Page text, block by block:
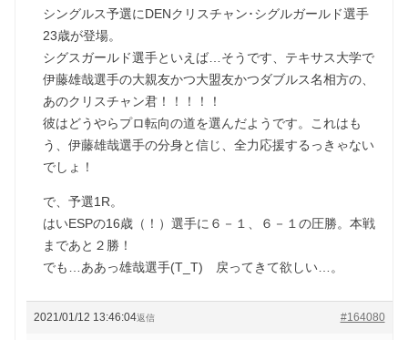
シングルス予選にDENクリスチャン･シグルガールド選手
23歳が登場。
シグスガールド選手といえば…そうです、テキサス大学で
伊藤雄哉選手の大親友かつ大盟友かつダブルス名相方の、
あのクリスチャン君！！！！！
彼はどうやらプロ転向の道を選んだようです。これはも
う、伊藤雄哉選手の分身と信じ、全力応援するっきゃない
でしょ！
で、予選1R。
はいESPの16歳（！）選手に６－１、６－１の圧勝。本戦
まであと２勝！
でも…ああっ雄哉選手(T_T) 戻ってきて欲しい…。
2021/01/12 13:46:04 #164080
返信